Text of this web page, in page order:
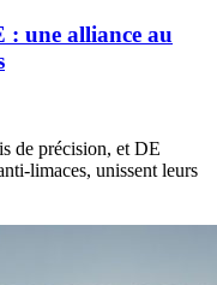
: une alliance au
de précision, et DE
limaces, unissent leurs